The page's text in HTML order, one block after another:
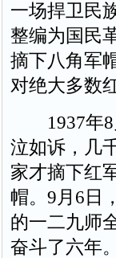
一场捍卫民
整编为国民
摘下八角军
对绝大多数
1937年8
泣如诉，几
家才摘下红
帽。9月6日
的一二九师
奋斗了六年